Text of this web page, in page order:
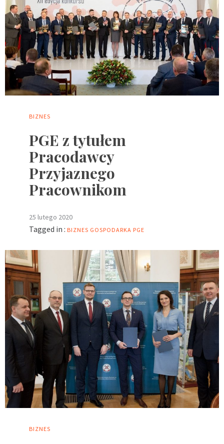
BIZNES
PGE z tytułem
Pracodawcy
Przyjaznego
Pracownikom
25 lutego 2020
Tagged in : BIZNES GOSPODARKA PGE
BIZNES